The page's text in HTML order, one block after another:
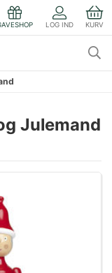
LOG IND KURV
Julemand